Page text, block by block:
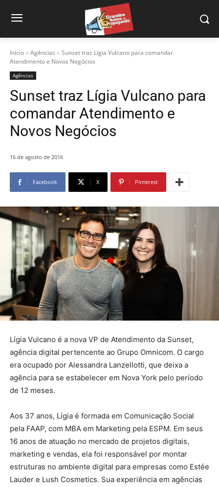
Início Agências
Sunset traz Lígia Vulcano para comandar
Atendimento e Novos Negócios
Agências
Sunset traz Lígia Vulcano para
comandar Atendimento e
Novos Negócios
16 de agosto de 2016
Facebook X Pinterest
Lígia Vulcano é a nova VP de Atendimento da Sunset,
agência digital pertencente ao Grupo Omnicom. O cargo
era ocupado por Alessandra Lanzellotti, que deixa a
agência para se estabelecer em Nova York pelo período
de 12 meses.
Aos 37 anos, Lígia é formada em Comunicação Social
pela FAAP, com MBA em Marketing pela ESPM. Em seus
16 anos de atuação no mercado de projetos digitais,
marketing e vendas, ela foi responsável por montar
estruturas no ambiente digital para empresas como Estée
Lauder e Lush Cosmetics. Sua experiência em agências